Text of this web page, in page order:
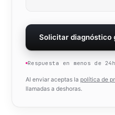
Solicitar diagnóstico
Respuesta en menos de 24h
Al enviar aceptas la política de
llamadas a deshoras.